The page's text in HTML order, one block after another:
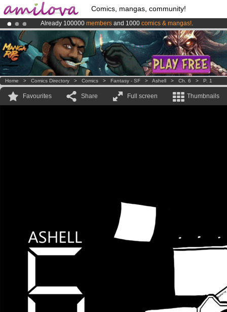
Comics, mangas, community!
Already 100000 members and 1000 comics & mangas!.
Premium membership from3.95 eurosper month !Get membership
AmilovaKickstarter is now LIVE!.
Home > Comics Directory > Comics > Fantasy - SF > Ashell > Ch. 6 > P. 1
Favourites Share Full screen Thumbnails